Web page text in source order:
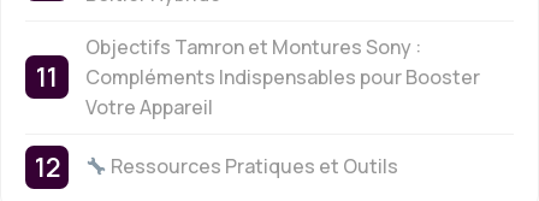
Objectifs Tamron et Montures Sony :
Compléments Indispensables pour Booster
Votre Appareil
Ressources Pratiques et Outils